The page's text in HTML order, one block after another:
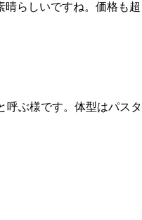
らしいですね。価格も
ぶ様です。体型はパス